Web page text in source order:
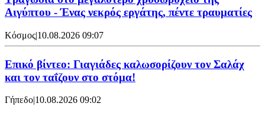
Αιγύπτου - Ένας νεκρός εργάτης, πέντε τραυματίες
Κόσμος|10.08.2026 09:07
Επικό βίντεο: Γιαγιάδες καλωσορίζουν τον Σαλάχ
και τον ταΐζουν στο στόμα!
Γήπεδο|10.08.2026 09:02